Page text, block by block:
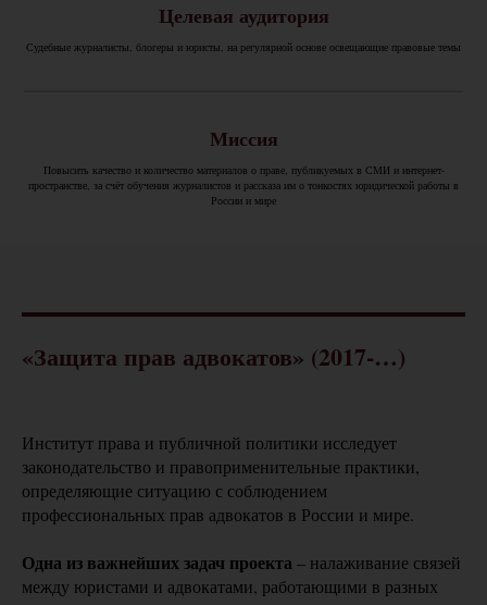
Целевая аудитория
Судебные журналисты, блогеры и юристы, на регулярной основе освещающие правовые темы
Миссия
Повысить качество и количество материалов о праве, публикуемых в СМИ и интернет-
пространстве, за счёт обучения журналистов и рассказа им о тонкостях юридической работы в
России и мире
«Защита прав адвокатов» (2017-…)
Институт права и публичной политики исследует
законодательство и правоприменительные практики,
определяющие ситуацию с соблюдением
профессиональных прав адвокатов в России и мире.
Одна из важнейших задач проекта – налаживание связей
между юристами и адвокатами, работающими в разных